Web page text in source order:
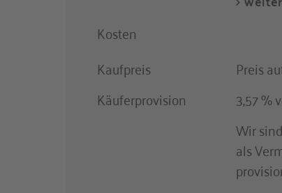
Gäste-
Als
Sauna
Kosten
Kaufpreis
Preis
Käuferprovision
3,57 %
Wir
als